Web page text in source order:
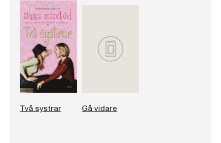
Två systrar Gå vidare